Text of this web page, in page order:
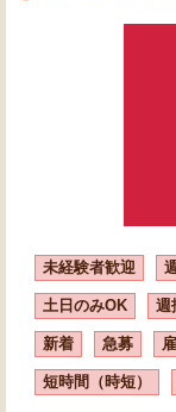
未経験者歓迎
土日のみOK 週
新着 急募
短時間（時短）